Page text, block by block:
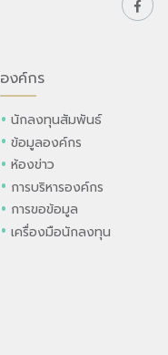
องค์กร
นักลงทุนสัมพันธ์
ข้อมูลองค์กร
ห้องข่าว
การบริหารองค์กร
การขอข้อมูล
เครื่องมือนักลงทุน